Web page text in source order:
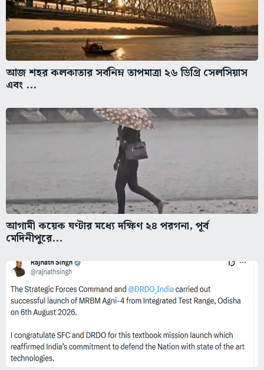
আজ শহর কলকাতার সর্বনিম্ন তাপমাত্রা ২৬ ডিগ্রি সেলসিয়াস
এবং ...
আগামী কয়েক ঘণ্টার মধ্যে দক্ষিণ ২৪ পরগনা, পূর্ব
মেদিনীপুরে...